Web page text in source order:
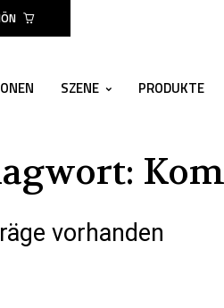
SZENE PRODUKTE
vorhanden